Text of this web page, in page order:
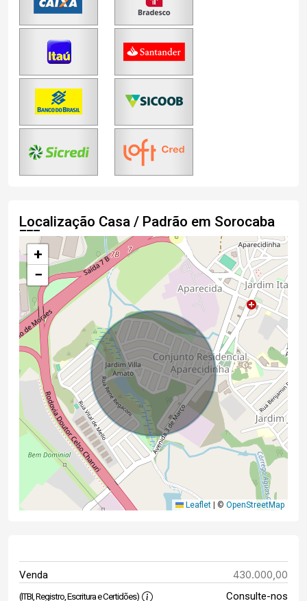
Localização Casa / Padrão em Sorocaba
+
−
Leaflet | © OpenStreetMap
Venda 430.000,00
(ITBI, Registro, Escritura e Certidões) Consulte-nos